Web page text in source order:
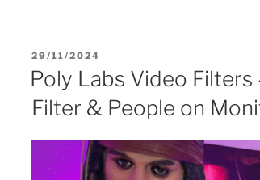
VERÖFFENTLICHT
AM
29/11/2024
Poly Labs Video
Filter & People on